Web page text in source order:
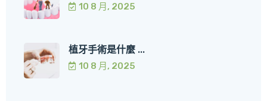
10 8 月, 2025
植牙手術是什麼 ...
10 8 月, 2025